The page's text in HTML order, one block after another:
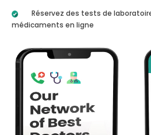
Réservez des tests de
médicaments en ligne